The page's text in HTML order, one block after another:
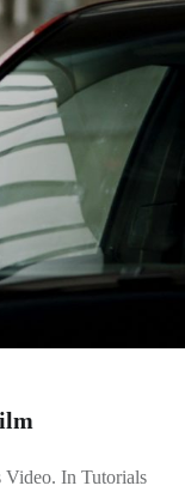
Video. In Tutorials